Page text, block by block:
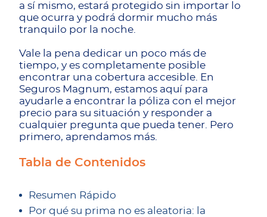
a sí mismo, estará protegido sin importar lo
que ocurra y podrá dormir mucho más
tranquilo por la noche.
Vale la pena dedicar un poco más de
tiempo, y es completamente posible
encontrar una cobertura accesible. En
Seguros Magnum, estamos aquí para
ayudarle a encontrar la póliza con el mejor
precio para su situación y responder a
cualquier pregunta que pueda tener. Pero
primero, aprendamos más.
Tabla de Contenidos
Resumen Rápido
Por qué su prima no es aleatoria: la